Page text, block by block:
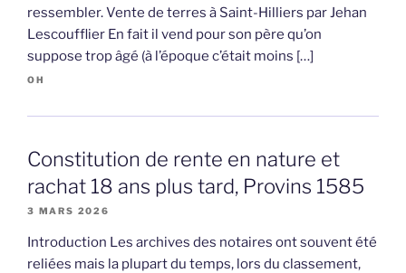
ressembler. Vente de terres à Saint-Hilliers par Jehan
Lescoufflier En fait il vend pour son père qu’on
suppose trop âgé (à l’époque c’était moins […]
OH
Constitution de rente en nature et
rachat 18 ans plus tard, Provins 1585
3 MARS 2026
Introduction Les archives des notaires ont souvent été
reliées mais la plupart du temps, lors du classement,